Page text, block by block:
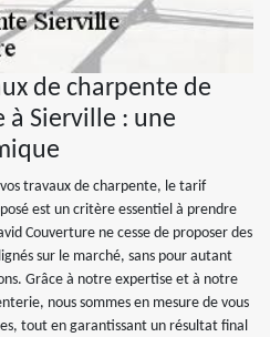
de charpente de
à Sierville : une
travaux de charpente, le tarif
est un critère essentiel à prendre
Couverture ne cesse de proposer des
sur le marché, sans pour autant
Grâce à notre expertise et à notre
nous sommes en mesure de vous
tout en garantissant un résultat final